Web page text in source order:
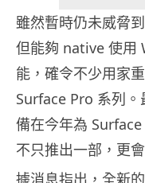
雖然暫時仍未威脅
但能夠 native 使用
能，確令不少用家
Surface Pro 系列
備在今年為
不只推出一部，更